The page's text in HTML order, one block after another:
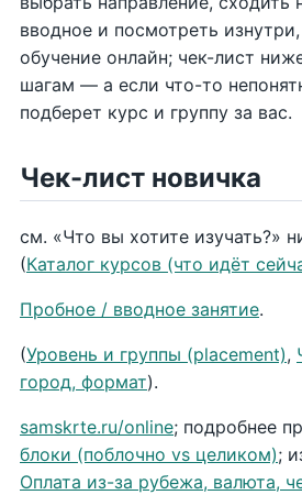
вводное и посмотреть
обучение онлайн; чек-лист
шагам — а если что-то
подберет курс и группу за вас.
Чек-лист новичка
см. «Что вы хотите изучать?»
(Каталог курсов (что идёт
Пробное / вводное занятие.
(Уровень и группы (placement),
город, формат).
samskrte.ru/online; подробнее
блоки (поблочно vs целиком);
Оплата из-за рубежа, валюта,